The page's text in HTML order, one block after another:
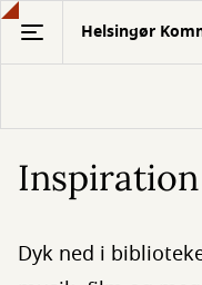
Gå
hovedindhold
Helsingør
Inspiration
Dyk ned i